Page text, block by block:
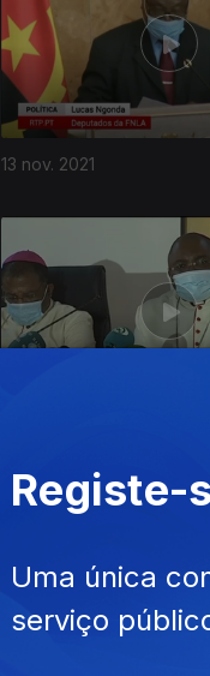
13 nov. 2021
Registe-
Uma única
serviço